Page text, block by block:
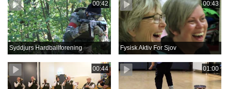
00:42
Syddjurs Hardballforening
00:43
Fysisk Aktiv For Sjov
00:44 01:00